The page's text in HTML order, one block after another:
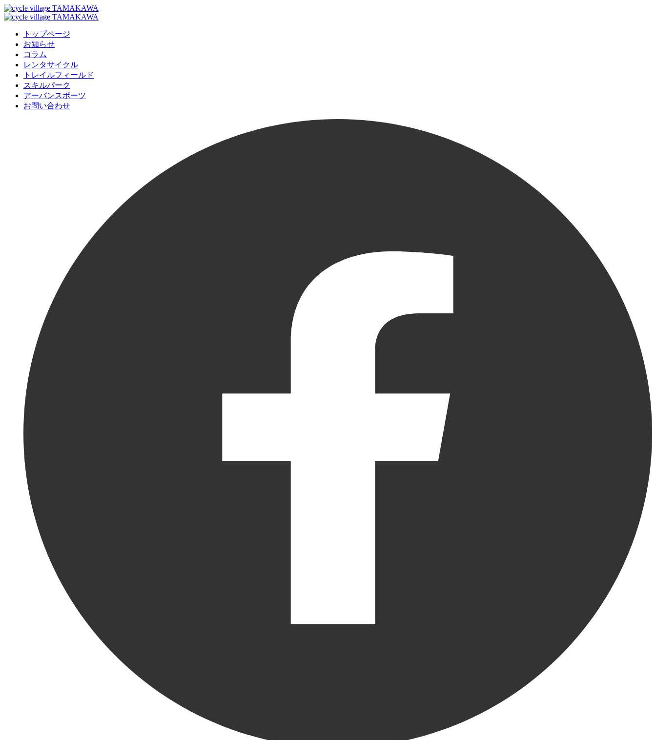
トップページ
お知らせ
コラム
レンタサイクル
トレイルフィールド
スキルパーク
アーバンスポーツ
お問い合わせ